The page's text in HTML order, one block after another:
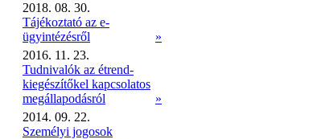
2018. 08. 30.
Tájékoztató az e-
ügyintézésről
»
2016. 11. 23.
Tudnivalók az étrend-
kiegészítőkel kapcsolatos
megállapodásról
»
2014. 09. 22.
Személyi jogosok